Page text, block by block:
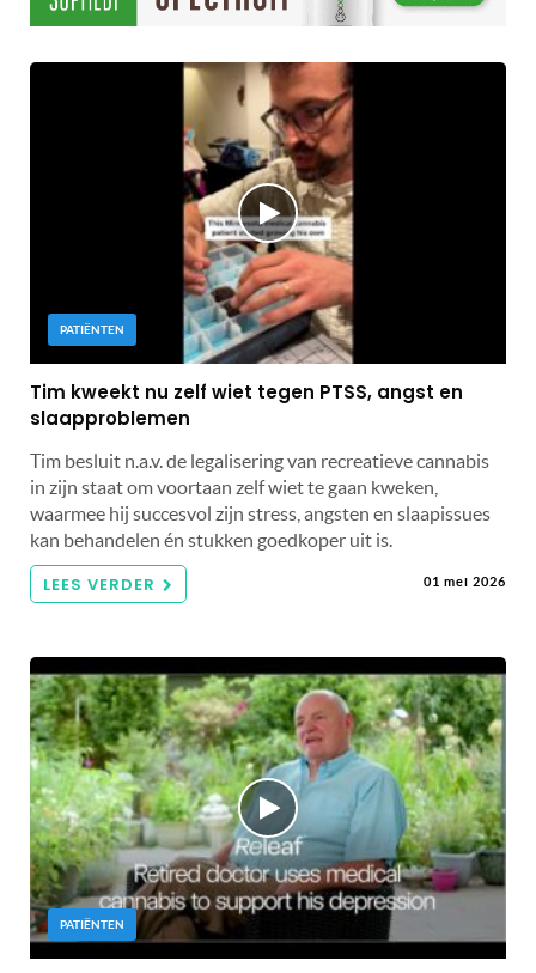
PATIËNTEN
Tim kweekt nu zelf wiet tegen PTSS, angst en
slaapproblemen
Tim besluit n.a.v. de legalisering van recreatieve cannabis
in zijn staat om voortaan zelf wiet te gaan kweken,
waarmee hij succesvol zijn stress, angsten en slaapissues
kan behandelen én stukken goedkoper uit is.
LEES VERDER 01 mei 2026
PATIËNTEN